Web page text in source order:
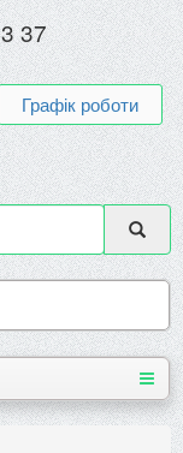
37
Графік роботи